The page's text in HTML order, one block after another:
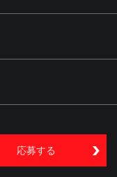
応募する
reserved.